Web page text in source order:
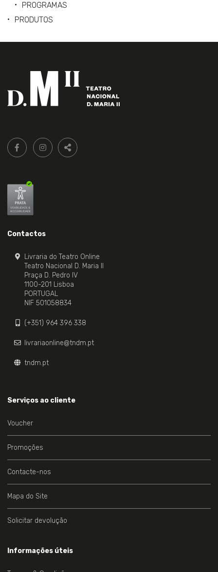
PROGRAMAS
PRODUTOS
Siga-
nos:
FACEBOOK LIVRARIA DO TEATRO ONLINE.
INSTAGRAM LIVRARIA DO TEATRO ONLINE.
PARTILHAR
Contactos
Livraria do Teatro Online
Teatro Nacional D. Maria II
Praça D. Pedro IV
1100-201 Lisboa
PORTUGAL
NIF 501058834
(+351) 964 396 338
livrariaonline@tndm.pt
tndm.pt
Serviços ao cliente
Voucher
Promoções
Contacte-nos
Mapa do Site
Solicitar devolução
Informações úteis